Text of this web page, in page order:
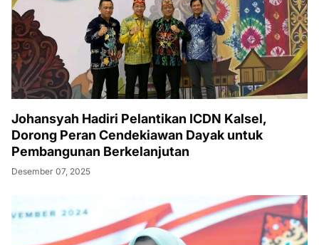
Dorong Peran Cendekiawan Dayak untuk
Pembangunan Berkelanjutan
Desember 07, 2025